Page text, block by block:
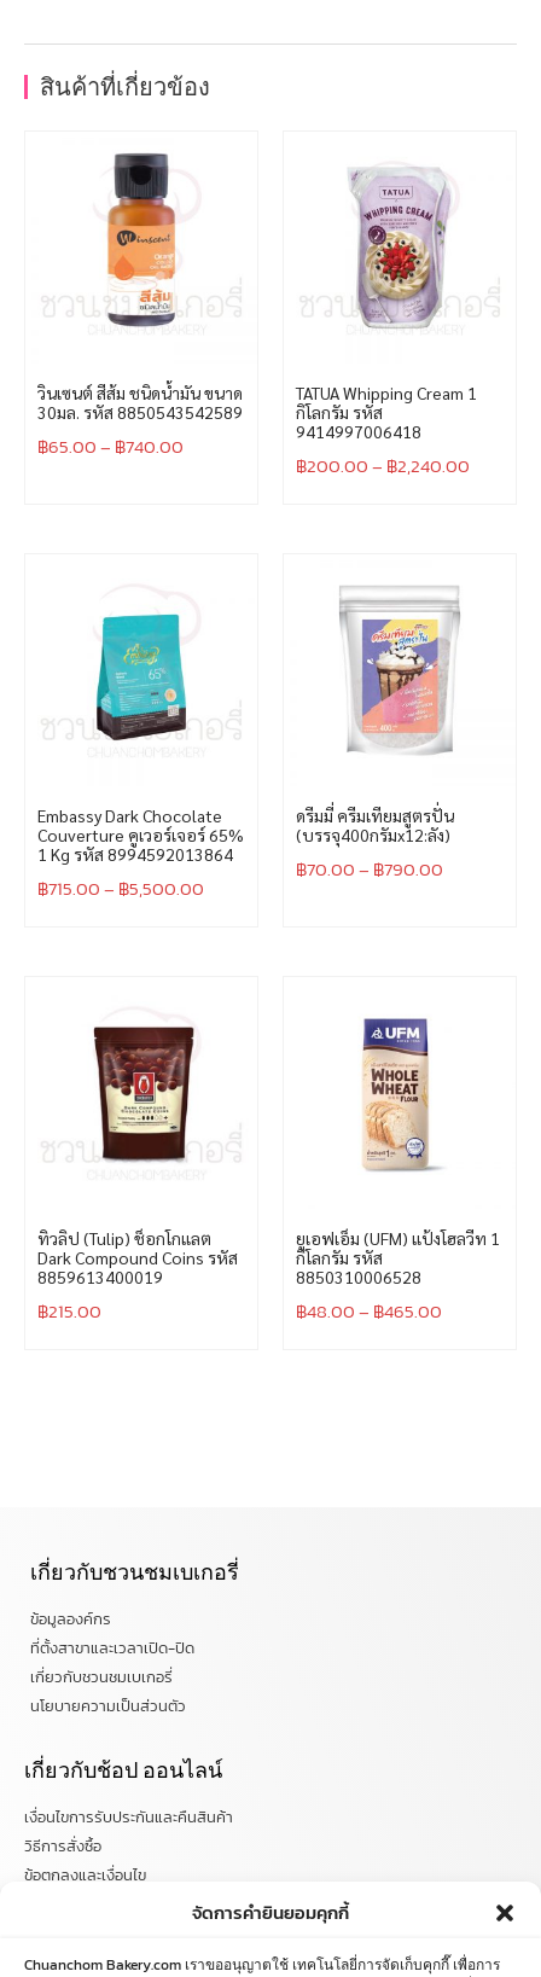
จัดการคำยินยอมคุกกี้
Chuanchom Bakery.com เราขออนุญาตใช้ เทคโนโลยี่การจัดเก็บคุกกี๊ เพื่อการ
สินค้าที่เกี่ยวข้อง
วินเซนต์ สีส้ม ชนิดน้ำมัน ขนาด
30มล. รหัส 8850543542589
฿65.00– ฿740.00
TATUA Whipping Cream 1
กิโลกรัม รหัส
9414997006418
฿200.00– ฿2,240.00
Embassy Dark Chocolate
Couverture คูเวอร์เจอร์ 65%
1 Kg รหัส 8994592013864
฿715.00– ฿5,500.00
ดรีมมี่ ครีมเทียมสูตรปั่น
(บรรจุ400กรัมx12:ลัง)
฿70.00– ฿790.00
ทิวลิป (Tulip) ช็อกโกแลต
Dark Compound Coins รหัส
8859613400019
฿215.00
ยูเอฟเอ็ม (UFM) แป้งโฮลวีท 1
กิโลกรัม รหัส
8850310006528
฿48.00– ฿465.00
เกี่ยวกับชวนชมเบเกอรี่
ข้อมูลองค์กร
ที่ตั้งสาขาและเวลาเปิด-ปิด
เกี่ยวกับชวนชมเบเกอรี่
นโยบายความเป็นส่วนตัว
เกี่ยวกับช้อป ออนไลน์
เงื่อนไขการรับประกันและคืนสินค้า
วิธีการสั่งซื้อ
ข้อตกลงและเงื่อนไข
ติดตามข่าวสารได้ที่